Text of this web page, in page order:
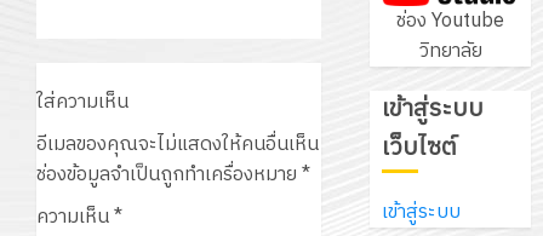
ใส่ความเห็น
อีเมลของคุณจะไม่แสดงให้คนอื่นเห็น
ช่องข้อมูลจำเป็นถูกทำเครื่องหมาย*
ความเห็น*
ช่อง Youtube
วิทยาลัย
เข้าสู่ระบบ
เว็บไซต์
เข้าสู่ระบบ